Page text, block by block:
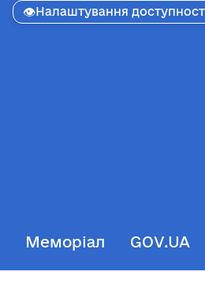
👁Налаштування
Меморіал GOV.UA